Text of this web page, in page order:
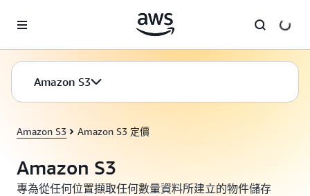
Amazon S3
Amazon S3 Amazon S3 定價
Amazon S3
專為從任何位置擷取任何數量資料所建立的物件儲存